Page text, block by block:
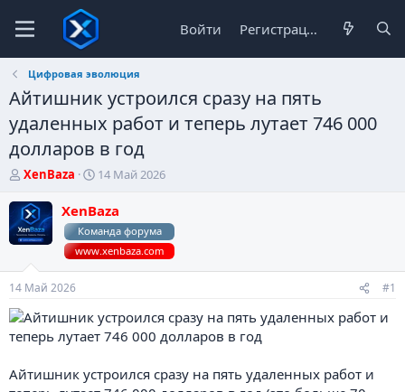
Войти Регистрация
Цифровая эволюция
Айтишник устроился сразу на пять
удаленных работ и теперь лутает 746 000
долларов в год
А
т
о
р
м
XenBaza
Д
т
а
н
а
ч
а
14 Май 2026
XenBaza
Команда форума
www.xenbaza.com
14 Май 2026 #1
Айтишник устроился сразу на пять удаленных работ и